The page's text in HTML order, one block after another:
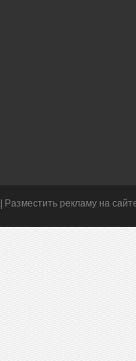
Разместить рекламу на